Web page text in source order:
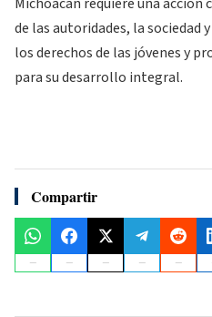
de las autoridades, la
los derechos de las jóvenes y
para su desarrollo integral.
Compartir